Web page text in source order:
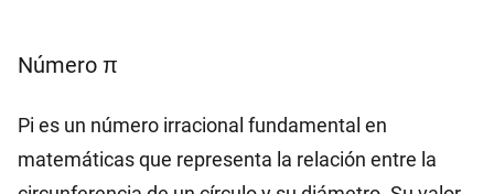
Número π
Pi es un número irracional fundamental en
matemáticas que representa la relación entre la